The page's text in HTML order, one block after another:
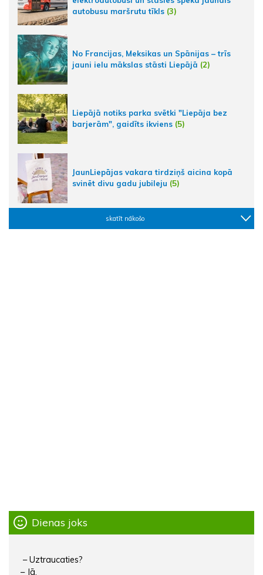
autobusu maršrutu tīkls (3)
No Francijas, Meksikas un Spānijas – trīs
jauni ielu mākslas stāsti Liepājā (2)
Liepājā notiks parka svētki "Liepāja bez
barjerām", gaidīts ikviens (5)
JaunLiepājas vakara tirdziņš aicina kopā
svinēt divu gadu jubileju (5)
skatīt nākošo
Dienas joks
– Uztraucaties?
– Jā.